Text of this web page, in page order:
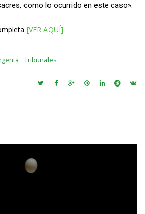
como lo ocurrido en este caso».
[VER AQUÍ]
Tribunales